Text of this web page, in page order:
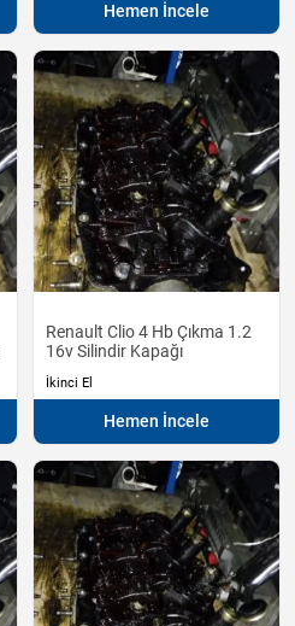
Hemen İncele
Renault Clio 4 Hb Çıkma 1.2
16v Silindir Kapağı
İkinci El
Hemen İncele